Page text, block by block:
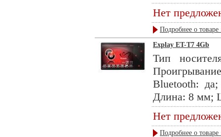
Нет
Подробнее о товаре
Explay ET-T7 4Gb
Тип
Bluetooth:
Длина: 8 мм;
Нет
Подробнее о товаре